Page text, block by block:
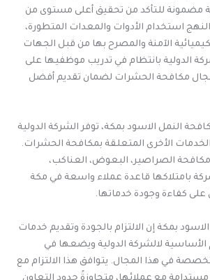
مضمونة للتأكد من تحقيق أعلى مستوى من
استخدام الأدوات والمعدات المتطورة،
الآمنة والمصرح بها من قبل الجهات
الدولية بانتظام في تدريب موظفيها على
مكافحة الحشرات لضمان تقديم أفضل
النمل الاسود بمكة، توفر الشركة الدولية
الأخرى المتعلقة بمكافحة الحشرات.
الصراصير، البعوض، العناكب،
بامتلاكها قاعدة عملاء واسعة في مكة
على كفاءة وجودة خدماتها.
بمكة إن الالتزام بالجودة وتقديم خدمات
لالشركة الدولية ويضعها في
في هذا المجال. يتوافق هذا الالتزام مع